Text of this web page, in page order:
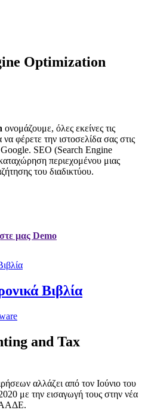
Optimization
ονομάζουμε, όλες εκείνες τις
να φέρετε την ιστοσελίδα σας στις
Google. SEO (Search Engine
περιεχομένου μιας
του διαδικτύου.
μας Demo
Βιβλία
and Tax
αλλάζει από τον Ιούνιο του
με την εισαγωγή τους στην νέα
ΑΑΔΕ.